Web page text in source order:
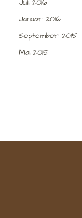
Juli 2016
Januar 2016
September 2015
Mai 2015